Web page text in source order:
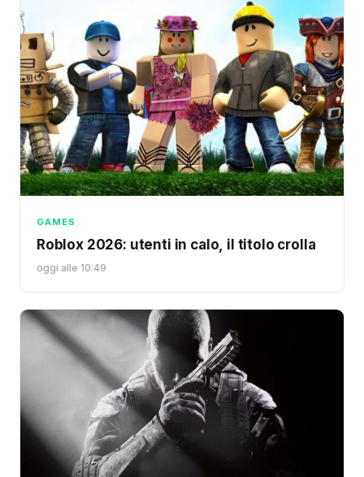
GAMES
Roblox 2026: utenti in calo, il titolo crolla
oggi alle 10:49